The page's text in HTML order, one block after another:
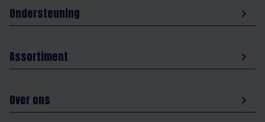
Ondersteuning
Assortiment
Over ons